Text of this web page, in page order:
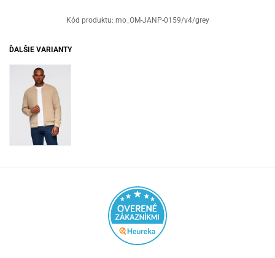
Kód produktu: mo_OM-JANP-0159/v4/grey
ĎALŠIE VARIANTY